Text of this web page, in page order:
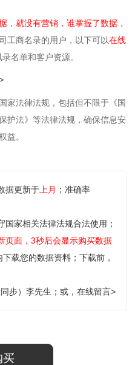
，就没有营销，谁掌握了数据，
工商名录的用户，以下可以在线
名单和客户资源。
家法律法规，包括但不限于《国
护法》等‌法律法规，确保信息安
益。
据更新于 上月 ；准确率
家相关法律法规合法使用；
页面，3秒后会显示购买数据
下载您的数据资料；下载前，
步）李先生；或，在线留言>
买